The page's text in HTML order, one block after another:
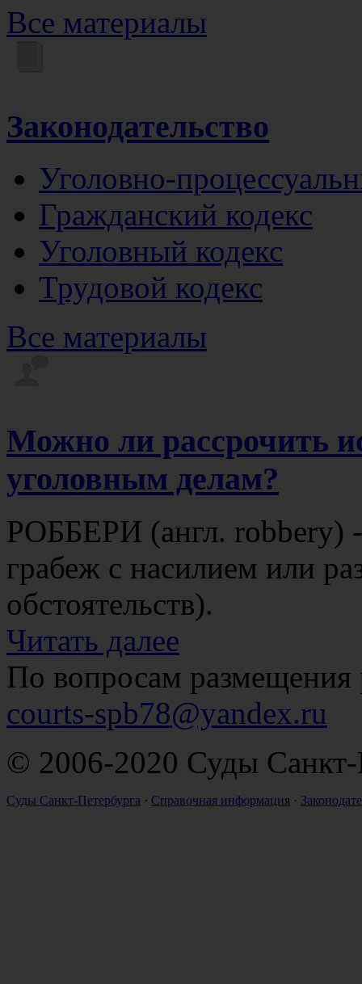
Все материалы
Законодательство
Уголовно-
Гражданский кодекс
Уголовный кодекс
Трудовой кодекс
Все материалы
Можно ли рассрочить
уголовным делам?
РОББЕРИ (англ. robbery) -
грабеж с насилием или
обстоятельств).
Читать далее
По вопросам размещения
courts-spb78@yandex.ru
© 2006-2020 Суды Санкт-
Суды Санкт-Петербурга · Справочная информация ·